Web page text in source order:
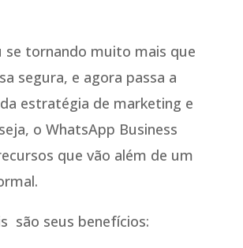
se tornando muito mais que
segura, e agora passa a
estratégia de marketing e
o WhatsApp Business
que vão além de um
são seus benefícios: